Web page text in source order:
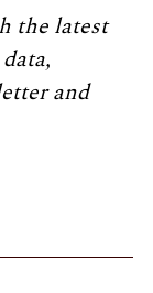
the latest
and